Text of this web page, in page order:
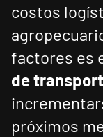
costos
factores es
de
próximos